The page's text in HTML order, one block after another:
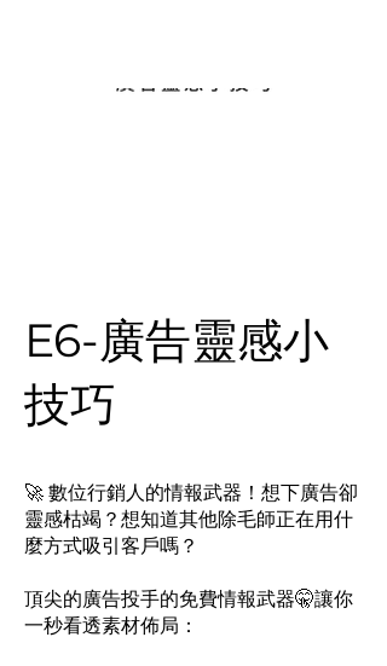
E6-廣告靈感小
技巧
🚀 數位行銷人的情報武器！想下廣告卻
靈感枯竭？想知道其他除毛師正在用什
麼方式吸引客戶嗎？
頂尖的廣告投手的免費情報武器🤫讓你
一秒看透素材佈局：